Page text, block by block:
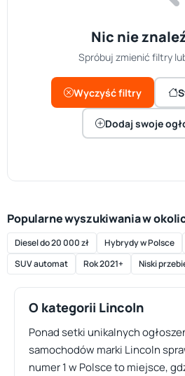
Nic nie
Spróbuj zmienić filtry
Wyczyść filtry
Dodaj swoje
Popularne wyszukiwania w
Diesel do 20 000 zł Hybrydy w Polsce
SUV automat
Rok 2021+ Niski
O kategorii Lincoln
Ponad setki unikalnych
samochodów marki Lincoln
numer 1 w Polsce to miejsce,